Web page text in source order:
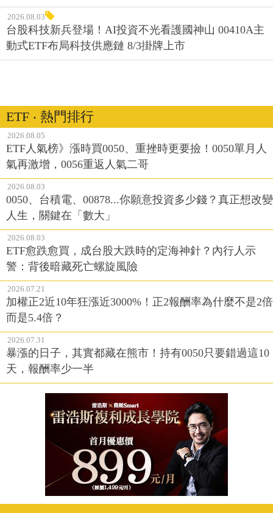
2026.08.03
台股科技新兵登場！AI投資不光看護國神山 00410A主
動式ETF布局科技供應鏈 8/3掛牌上市
ETF ‧ 熱門排行
2026.08.05
ETF人氣榜》漲時買0050、重挫時更要撿！0050單月人
氣再激增，0056重返人氣二哥
2026.08.03
0050、台積電、00878...你願意投資多少錢？真正想改變
人生，關鍵在「數大」
2026.08.03
ETF愈跌愈買，成台股大跌時的定海神針？內行人示
警：背後暗藏死亡螺旋風險
2026.07.21
加權正2近10年狂漲近3000%！正2報酬率為什麼不是2倍
而是5.4倍？
2026.07.31
暴漲的日子，其實都藏在熊市！持有0050只要錯過這10
天，報酬率少一半